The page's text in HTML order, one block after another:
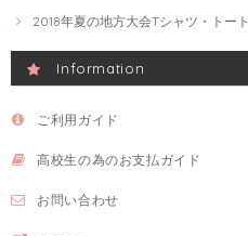
2018年夏の地方大会Tシャツ・トート
Information
ご利用ガイド
高校生の為のお支払ガイド
お問い合わせ